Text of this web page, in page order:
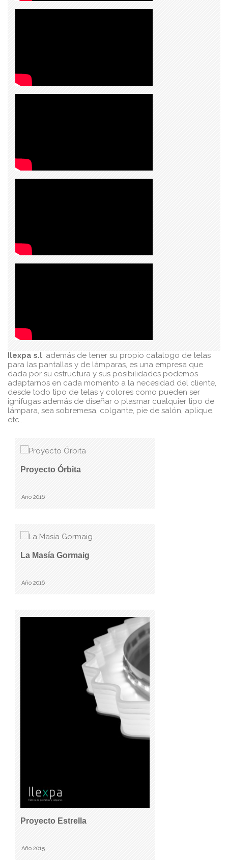
Ilexpa s.l, además de tener su propio catalogo de telas
para las pantallas y de lámparas, es una empresa que
dada por su estructura y sus posibilidades podemos
adaptarnos en cada momento a la necesidad del cliente,
desde todo tipo de telas y colores como pueden ser
ignifugas además de diseñar o plasmar cualquier tipo de
lámpara, sea sobremesa, colgante, pie de salón, aplique,
etc...
Proyecto Órbita
Año 2016
La Masía Gormaig
Año 2016
Proyecto Estrella
Año 2015